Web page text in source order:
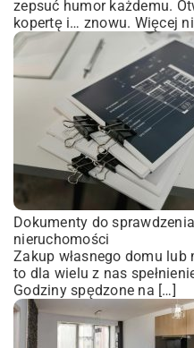
zepsuć humor każdemu.
kopertę i… znowu. Więcej
Dokumenty do
nieruchomości
Zakup własnego domu lub
to dla wielu z nas
Godziny spędzone na […]